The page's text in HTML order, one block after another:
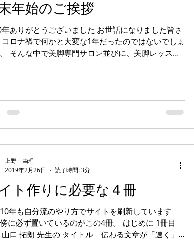
年始のご挨拶
ありがとうございました お世話になりました皆さ
コロナ禍で何かと大変な1年だったのではないでしょ
そんな中で美脚専門サロン並びに、美脚レッスン
ト作りに必要な４冊
年も自分流のやり方でサイトを刷新しています
に必ず置いているのがこの4冊。 はじめに 1冊目
山口 拓朗 先生の タイトル：伝わる文章が「速く」
上野 由理
2019年2月26日
読了時間: 3分